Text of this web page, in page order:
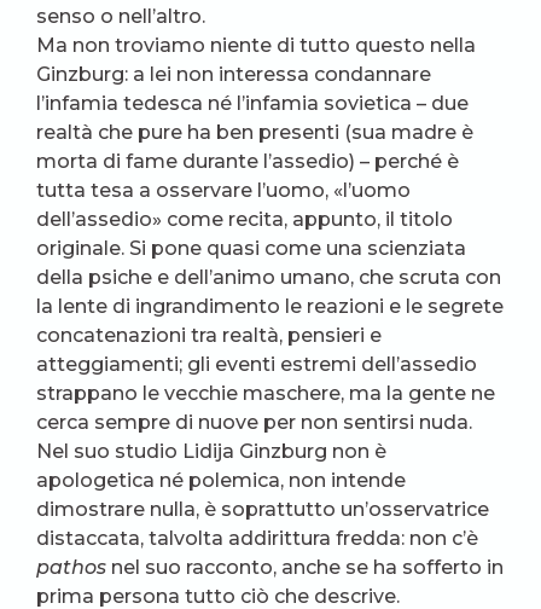
senso o nell’altro.
Ma non troviamo niente di tutto questo nella
Ginzburg: a lei non interessa condannare
l’infamia tedesca né l’infamia sovietica – due
realtà che pure ha ben presenti (sua madre è
morta di fame durante l’assedio) – perché è
tutta tesa a osservare l’uomo, «l’uomo
dell’assedio» come recita, appunto, il titolo
originale. Si pone quasi come una scienziata
della psiche e dell’animo umano, che scruta con
la lente di ingrandimento le reazioni e le segrete
concatenazioni tra realtà, pensieri e
atteggiamenti; gli eventi estremi dell’assedio
strappano le vecchie maschere, ma la gente ne
cerca sempre di nuove per non sentirsi nuda.
Nel suo studio Lidija Ginzburg non è
apologetica né polemica, non intende
dimostrare nulla, è soprattutto un’osservatrice
distaccata, talvolta addirittura fredda: non c’è
pathos nel suo racconto, anche se ha sofferto in
prima persona tutto ciò che descrive.